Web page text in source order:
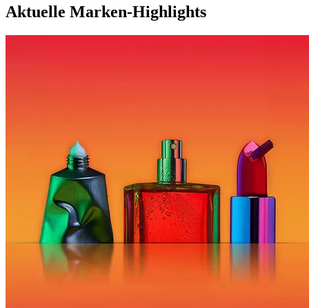
Aktuelle Marken-Highlights